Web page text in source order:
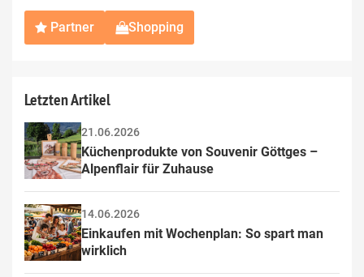
Partner Shopping
Letzten Artikel
21.06.2026
Küchenprodukte von Souvenir Göttges –
Alpenflair für Zuhause
14.06.2026
Einkaufen mit Wochenplan: So spart man
wirklich